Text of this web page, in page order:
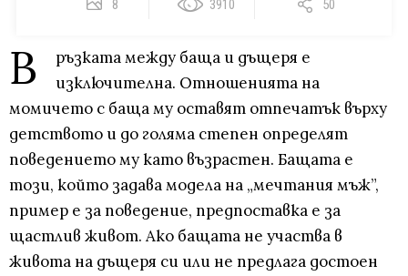
8 3910 50
В
ръзката между баща и дъщеря е
изключителна. Отношенията на
момичето с баща му оставят отпечатък върху
детството и до голяма степен определят
поведението му като възрастен. Бащата е
този, който задава модела на „мечтания мъж”,
пример е за поведение, предпоставка е за
щастлив живот. Ако бащата не участва в
живота на дъщеря си или не предлага достоен